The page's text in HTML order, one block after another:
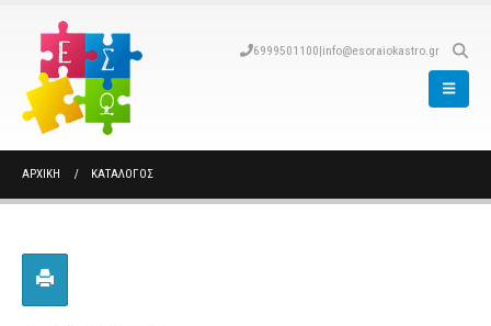
6999501100|info@esoraiokastro.gr
ΑΡΧΙΚΉ ΚΑΤΆΛΟΓΟΣ